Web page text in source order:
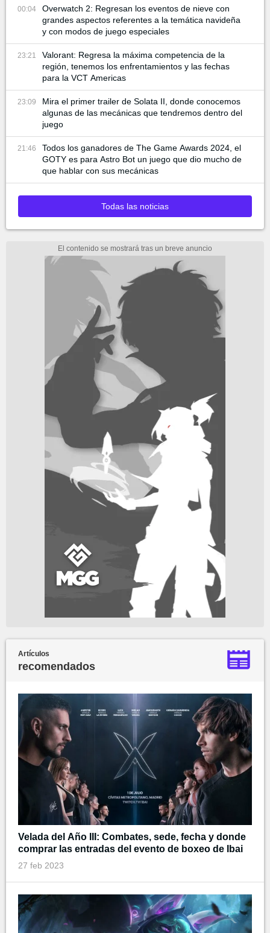
00:04
Overwatch 2: Regresan los eventos de nieve con
grandes aspectos referentes a la temática navideña
y con modos de juego especiales
23:21
Valorant: Regresa la máxima competencia de la
región, tenemos los enfrentamientos y las fechas
para la VCT Americas
23:09
Mira el primer trailer de Solata II, donde conocemos
algunas de las mecánicas que tendremos dentro del
juego
21:46
Todos los ganadores de The Game Awards 2024, el
GOTY es para Astro Bot un juego que dio mucho de
que hablar con sus mecánicas
Todas las noticias
Artículos
recomendados
Velada del Año III: Combates, sede, fecha y donde
comprar las entradas del evento de boxeo de Ibai
27 feb 2023